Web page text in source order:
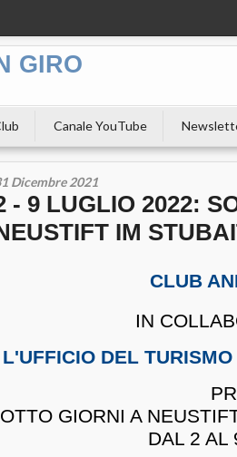
GIRO
Canale YouTube
Dicembre 2021
- 9 LUGLIO 2022:
IM
CLUB
IN
L'UFFICIO DEL
OTTO GIORNI A
DAL 2 AL